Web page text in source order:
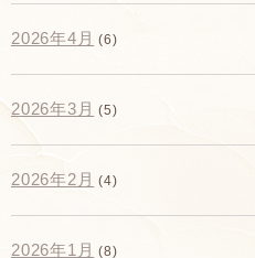
2026年4月 (6)
2026年3月 (5)
2026年2月 (4)
2026年1月 (8)